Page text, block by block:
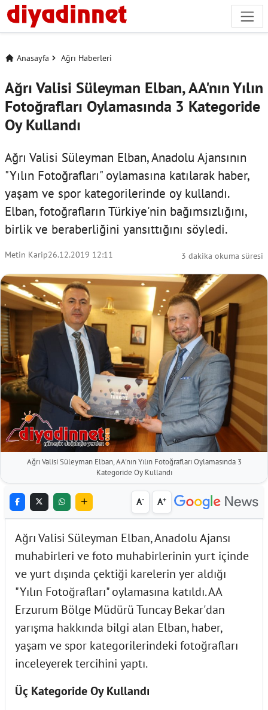
Anasayfa Ağrı Haberleri
Ağrı Valisi Süleyman Elban, AA'nın Yılın
Fotoğrafları Oylamasında 3 Kategoride
Oy Kullandı
Ağrı Valisi Süleyman Elban, Anadolu Ajansının
"Yılın Fotoğrafları" oylamasına katılarak haber,
yaşam ve spor kategorilerinde oy kullandı.
Elban, fotoğrafların Türkiye'nin bağımsızlığını,
birlik ve beraberliğini yansıttığını söyledi.
Metin Karip26.12.2019 12:11 3 dakika okuma süresi
Ağrı Valisi Süleyman Elban, AA'nın Yılın Fotoğrafları Oylamasında 3
Kategoride Oy Kullandı
A- A+
Ağrı Valisi Süleyman Elban, Anadolu Ajansı
muhabirleri ve foto muhabirlerinin yurt içinde
ve yurt dışında çektiği karelerin yer aldığı
"Yılın Fotoğrafları" oylamasına katıldı. AA
Erzurum Bölge Müdürü Tuncay Bekar'dan
yarışma hakkında bilgi alan Elban, haber,
yaşam ve spor kategorilerindeki fotoğrafları
inceleyerek tercihini yaptı.
Üç Kategoride Oy Kullandı